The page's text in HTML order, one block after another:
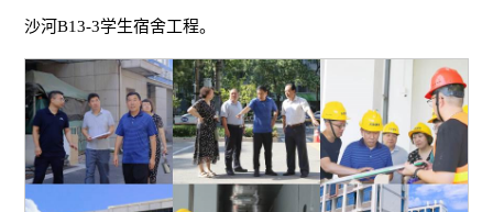
沙河B13-3学生宿舍工程。